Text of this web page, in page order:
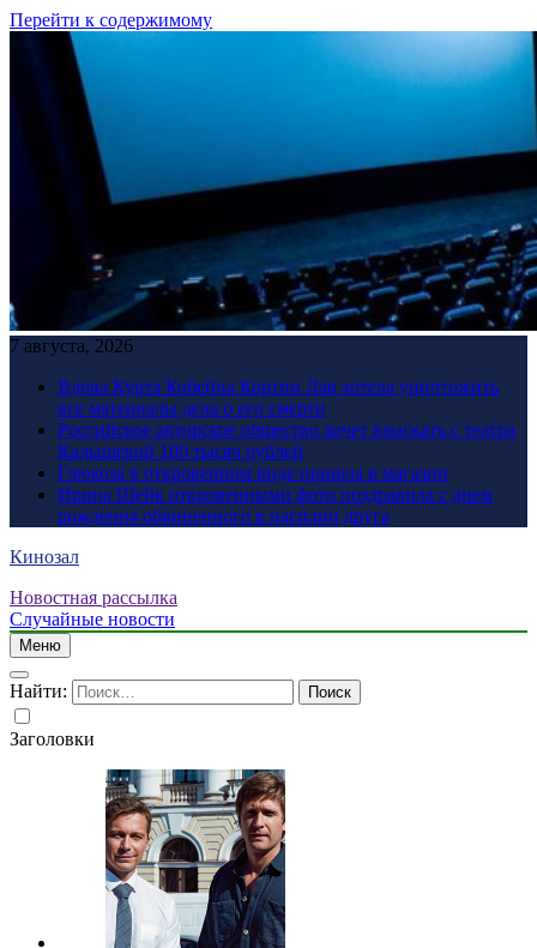
Перейти к содержимому
7 августа, 2026
Вдова Курта Кобейна Кортни Лав хотела уничтожить
все материалы дела о его смерти
Российское авторское общество хочет взыскать с театра
Кадышевой 100 тысяч рублей
Глюкоза в откровенном виде пришла в магазин
Ирина Шейк откровенными фото поздравила с днем
рождения обвиненного в насилии друга
Кинозал
Новостная рассылка
Случайные новости
Меню
Найти:
Заголовки